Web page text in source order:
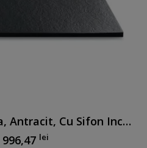
Cădiță De Duș Serena, Antracit, Cu Sifon Inclus
996,47 lei